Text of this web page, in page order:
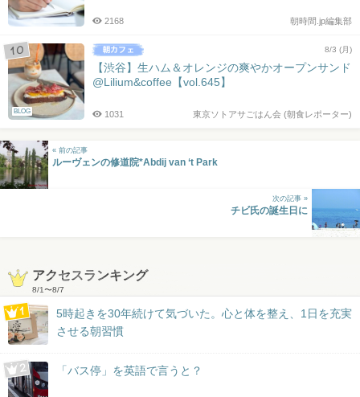
朝時間.jp編集部
2168
BLOG
8/3 (月)
【渋谷】生ハム＆オレンジの爽やかオープンサンド
@Lilium&coffee【vol.645】
東京ソトアサごはん会 (朝食レポーター)
1031
« 前の記事
ルーヴェンの修道院*Abdij van ‘t Park
次の記事 »
チビ氏の誕生日に
アクセスランキング
8/1〜8/7
5時起きを30年続けて気づいた。心と体を整え、1日を充実
させる朝習慣
「バス停」を英語で言うと？